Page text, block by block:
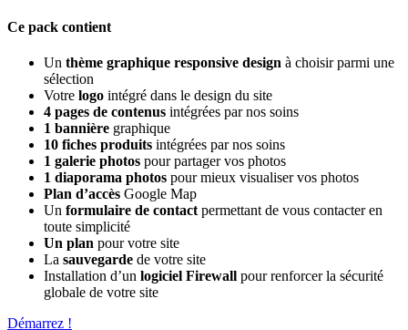
Ce pack contient
Un thème graphique responsive design à choisir parmi une
sélection
Votre logo intégré dans le design du site
4 pages de contenus intégrées par nos soins
1 bannière graphique
10 fiches produits intégrées par nos soins
1 galerie photos pour partager vos photos
1 diaporama photos pour mieux visualiser vos photos
Plan d’accès Google Map
Un formulaire de contact permettant de vous contacter en
toute simplicité
Un plan pour votre site
La sauvegarde de votre site
Installation d’un logiciel Firewall pour renforcer la sécurité
globale de votre site
Démarrez !